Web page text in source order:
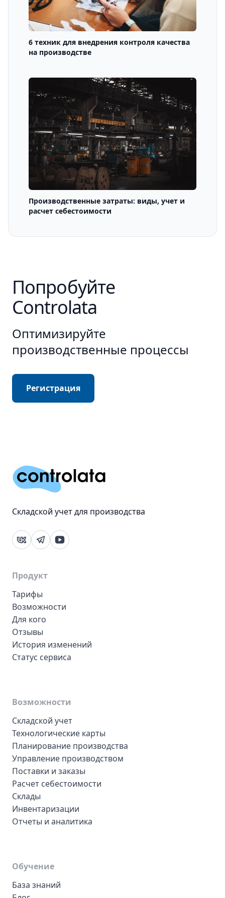
6 техник для внедрения контроля качества
на производстве
Производственные затраты: виды, учет и
расчет себестоимости
Попробуйте
Controlata
Оптимизируйте
производственные процессы
Регистрация
Складской учет для производства
vk telegram
rutube
Продукт
Тарифы
Возможности
Для кого
Отзывы
История изменений
Статус сервиса
Возможности
Складской учет
Технологические карты
Планирование производства
Управление производством
Поставки и заказы
Расчет себестоимости
Склады
Инвентаризации
Отчеты и аналитика
Обучение
База знаний